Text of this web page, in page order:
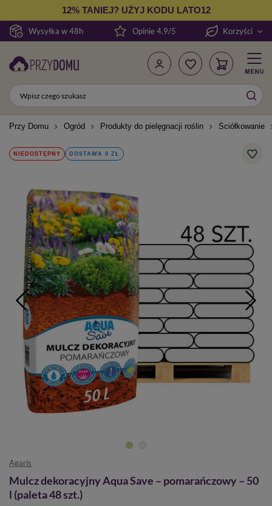
Wysyłka w 48h
12% TANIEJ? UŻYJ KODU LATO12
Opinie 4.9/5 Korzyści
Przy Domu Ogród Produkty do pielęgnacji roślin Ściółkowanie
NIEDOSTĘPNY DOSTAWA 0 ZŁ
Agaris
Mulcz dekoracyjny Aqua Save – pomarańczowy – 50
l (paleta 48 szt.)